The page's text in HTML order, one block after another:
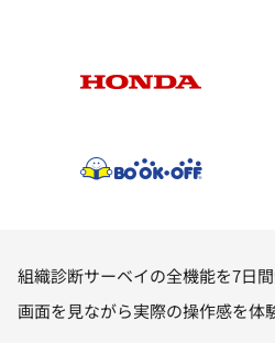
組織診断サーベイの全機能を7日
画面を見ながら実際の操作感を体